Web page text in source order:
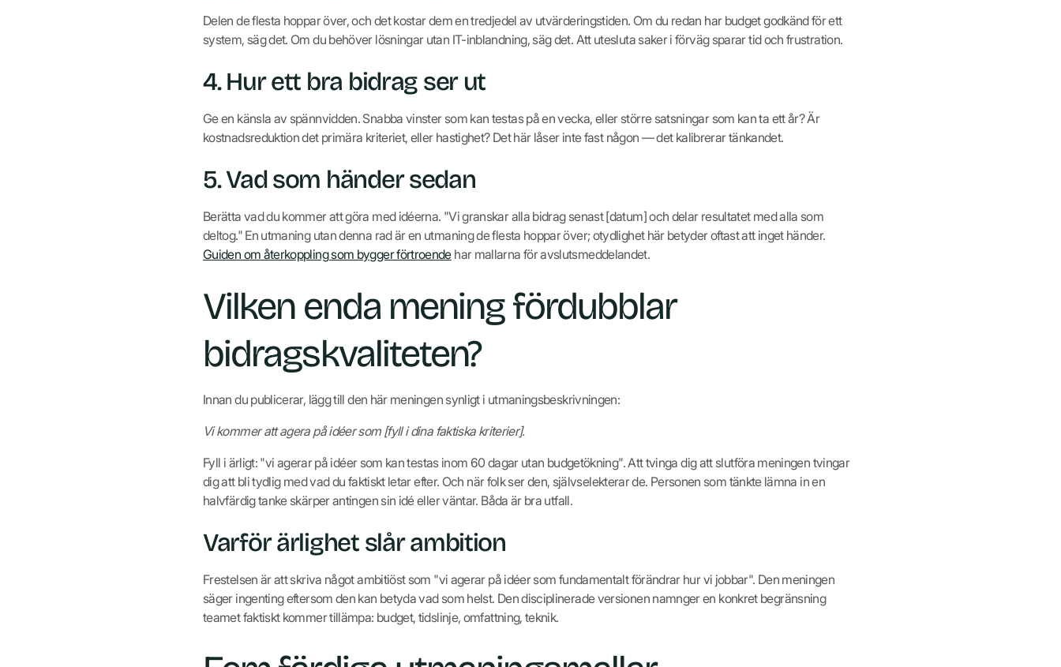
Delen de flesta hoppar över, och det kostar dem en tredjedel av utvärderingstiden. Om du redan har budget godkänd för ett
system, säg det. Om du behöver lösningar utan IT-inblandning, säg det. Att utesluta saker i förväg sparar tid och frustration.
4. Hur ett bra bidrag ser ut
Ge en känsla av spännvidden. Snabba vinster som kan testas på en vecka, eller större satsningar som kan ta ett år? Är
kostnadsreduktion det primära kriteriet, eller hastighet? Det här låser inte fast någon — det kalibrerar tänkandet.
5. Vad som händer sedan
Berätta vad du kommer att göra med idéerna. "Vi granskar alla bidrag senast [datum] och delar resultatet med alla som
deltog." En utmaning utan denna rad är en utmaning de flesta hoppar över; otydlighet här betyder oftast att inget händer.
Guiden om återkoppling som bygger förtroendehar mallarna för avslutsmeddelandet.
Vilken enda mening fördubblar
bidragskvaliteten?
Innan du publicerar, lägg till den här meningen synligt i utmaningsbeskrivningen:
Vi kommer att agera på idéer som [fyll i dina faktiska kriterier].
Fyll i ärligt: "vi agerar på idéer som kan testas inom 60 dagar utan budgetökning". Att tvinga dig att slutföra meningen tvingar
dig att bli tydlig med vad du faktiskt letar efter. Och när folk ser den, självselekterar de. Personen som tänkte lämna in en
halvfärdig tanke skärper antingen sin idé eller väntar. Båda är bra utfall.
Varför ärlighet slår ambition
Frestelsen är att skriva något ambitiöst som "vi agerar på idéer som fundamentalt förändrar hur vi jobbar". Den meningen
säger ingenting eftersom den kan betyda vad som helst. Den disciplinerade versionen namnger en konkret begränsning
teamet faktiskt kommer tillämpa: budget, tidslinje, omfattning, teknik.